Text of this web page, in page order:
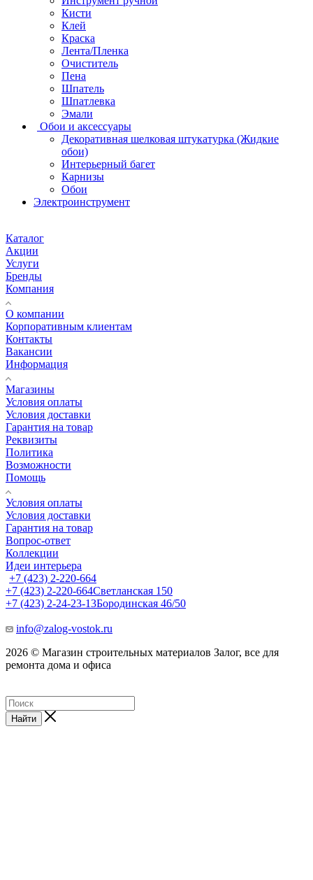
Кисти
Клей
Краска
Лента/Пленка
Очиститель
Пена
Шпатель
Шпатлевка
Эмали
Обои и аксессуары
Декоративная шелковая штукатурка (Жидкие
обои)
Интерьерный багет
Карнизы
Обои
Электроинструмент
Каталог
Акции
Услуги
Бренды
Компания
О компании
Корпоративным клиентам
Контакты
Вакансии
Информация
Магазины
Условия оплаты
Условия доставки
Гарантия на товар
Реквизиты
Политика
Возможности
Помощь
Условия оплаты
Условия доставки
Гарантия на товар
Вопрос-ответ
Коллекции
Идеи интерьера
+7 (423) 2-220-664
+7 (423) 2-220-664Светланская 150
+7 (423) 2-24-23-13Бородинская 46/50
info@zalog-vostok.ru
2026 © Магазин строительных материалов Залог, все для
ремонта дома и офиса
Найти